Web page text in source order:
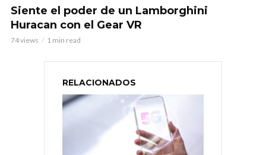
Siente el poder de un Lamborghini
Huracan con el Gear VR
74 views 1 min read
RELACIONADOS